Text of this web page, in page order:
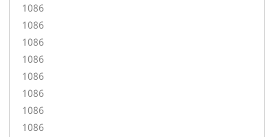
1086
1086
1086
1086
1086
1086
1086
1086